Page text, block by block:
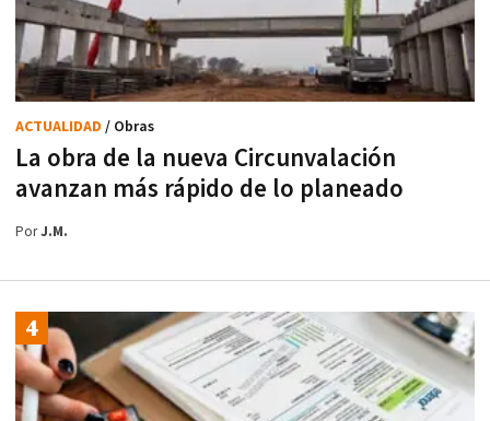
La obra de la nueva Circunvalación
avanzan más rápido de lo planeado
ACTUALIDAD / Obras
PorJ.M.